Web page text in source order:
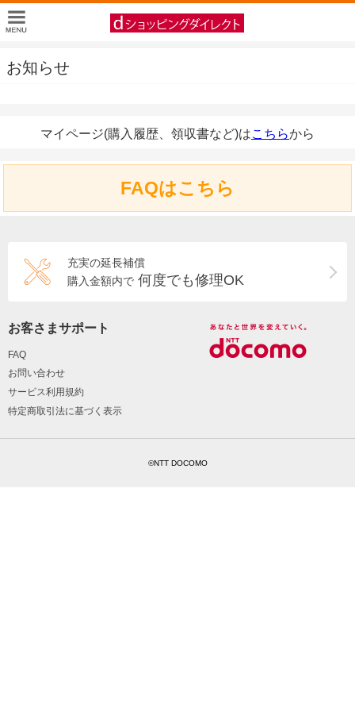
お知らせ
マイページ(購入履歴、領収書など)はこちらから
FAQはこちら
充実の延長補償
購入金額内で 何度でも修理OK
お客さまサポート
FAQ
お問い合わせ
サービス利用規約
特定商取引法に基づく表示
©NTT DOCOMO